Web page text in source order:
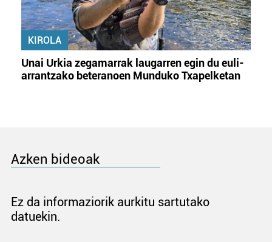
KIROLA
Unai Urkia zegamarrak laugarren egin du euli-
arrantzako beteranoen Munduko Txapelketan
Azken bideoak
Ez da informaziorik aurkitu sartutako
datuekin.